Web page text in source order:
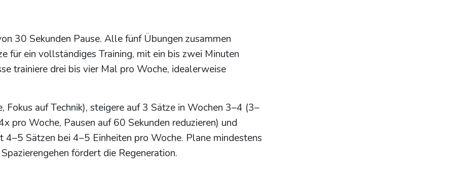
30 Sekunden Pause. Alle fünf Übungen zusammen
für ein vollständiges Training, mit ein bis zwei Minuten
trainiere drei bis vier Mal pro Woche, idealerweise
auf Technik), steigere auf 3 Sätze in Wochen 3–4 (3–
pro Woche, Pausen auf 60 Sekunden reduzieren) und
Sätzen bei 4–5 Einheiten pro Woche. Plane mindestens
fördert die Regeneration.